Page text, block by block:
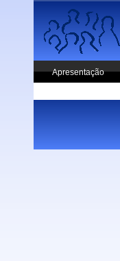
Skip to main content
Apresentação